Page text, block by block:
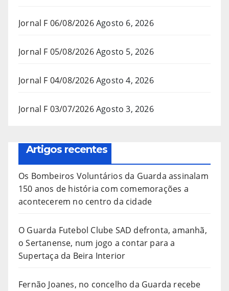
Jornal F 06/08/2026Agosto 6, 2026
Jornal F 05/08/2026Agosto 5, 2026
Jornal F 04/08/2026Agosto 4, 2026
Jornal F 03/07/2026Agosto 3, 2026
Artigos recentes
Os Bombeiros Voluntários da Guarda assinalam
150 anos de história com comemorações a
acontecerem no centro da cidade
O Guarda Futebol Clube SAD defronta, amanhã,
o Sertanense, num jogo a contar para a
Supertaça da Beira Interior
Fernão Joanes, no concelho da Guarda recebe